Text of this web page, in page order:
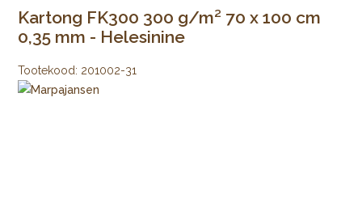
Kartong FK300 300 g/m² 70 x 100 cm
0,35 mm - Helesinine
Tootekood: 201002-31